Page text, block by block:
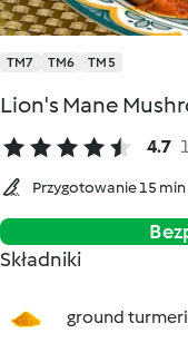
TM7 TM6 TM5
Lion's Mane
4.7
Przygotowanie 15 min
Składniki
ground